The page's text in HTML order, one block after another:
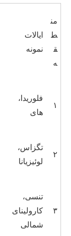
من
ط
ق
ه
ایالات
نمونه
۱
فلوریدا،
های
۲
تگزاس،
لوئیزیانا
۳
تنسی،
کارولینای
شمالی